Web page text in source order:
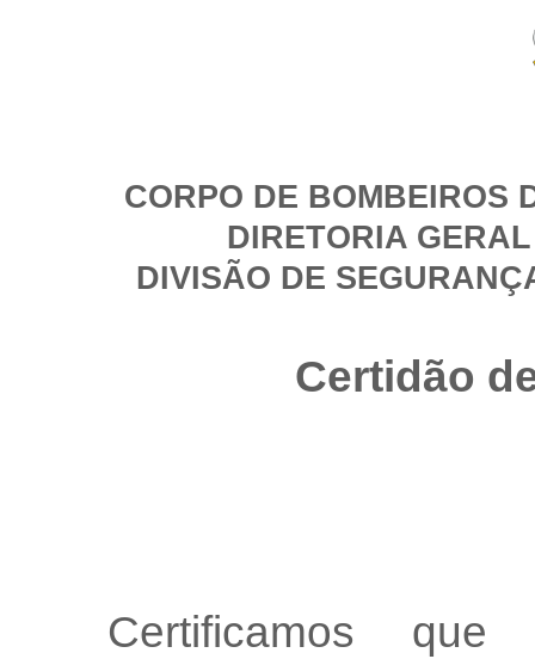
CORPO DE BOMBEIROS
DIRETORIA
DIVISÃO DE
Certidão
Certificamos